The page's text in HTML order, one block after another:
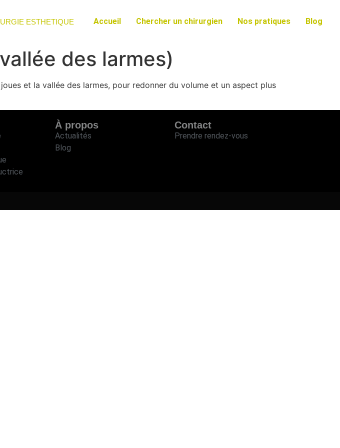
Accueil Chercher un chirurgien Nos pratiques Blog
ESTHETIQUE
des larmes)
et la vallée des larmes, pour redonner du volume et un aspect plus
À propos
Actualités
Blog
Contact
Prendre rendez-vous